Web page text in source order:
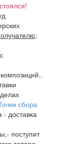
;
сбора
- доставка
поступит